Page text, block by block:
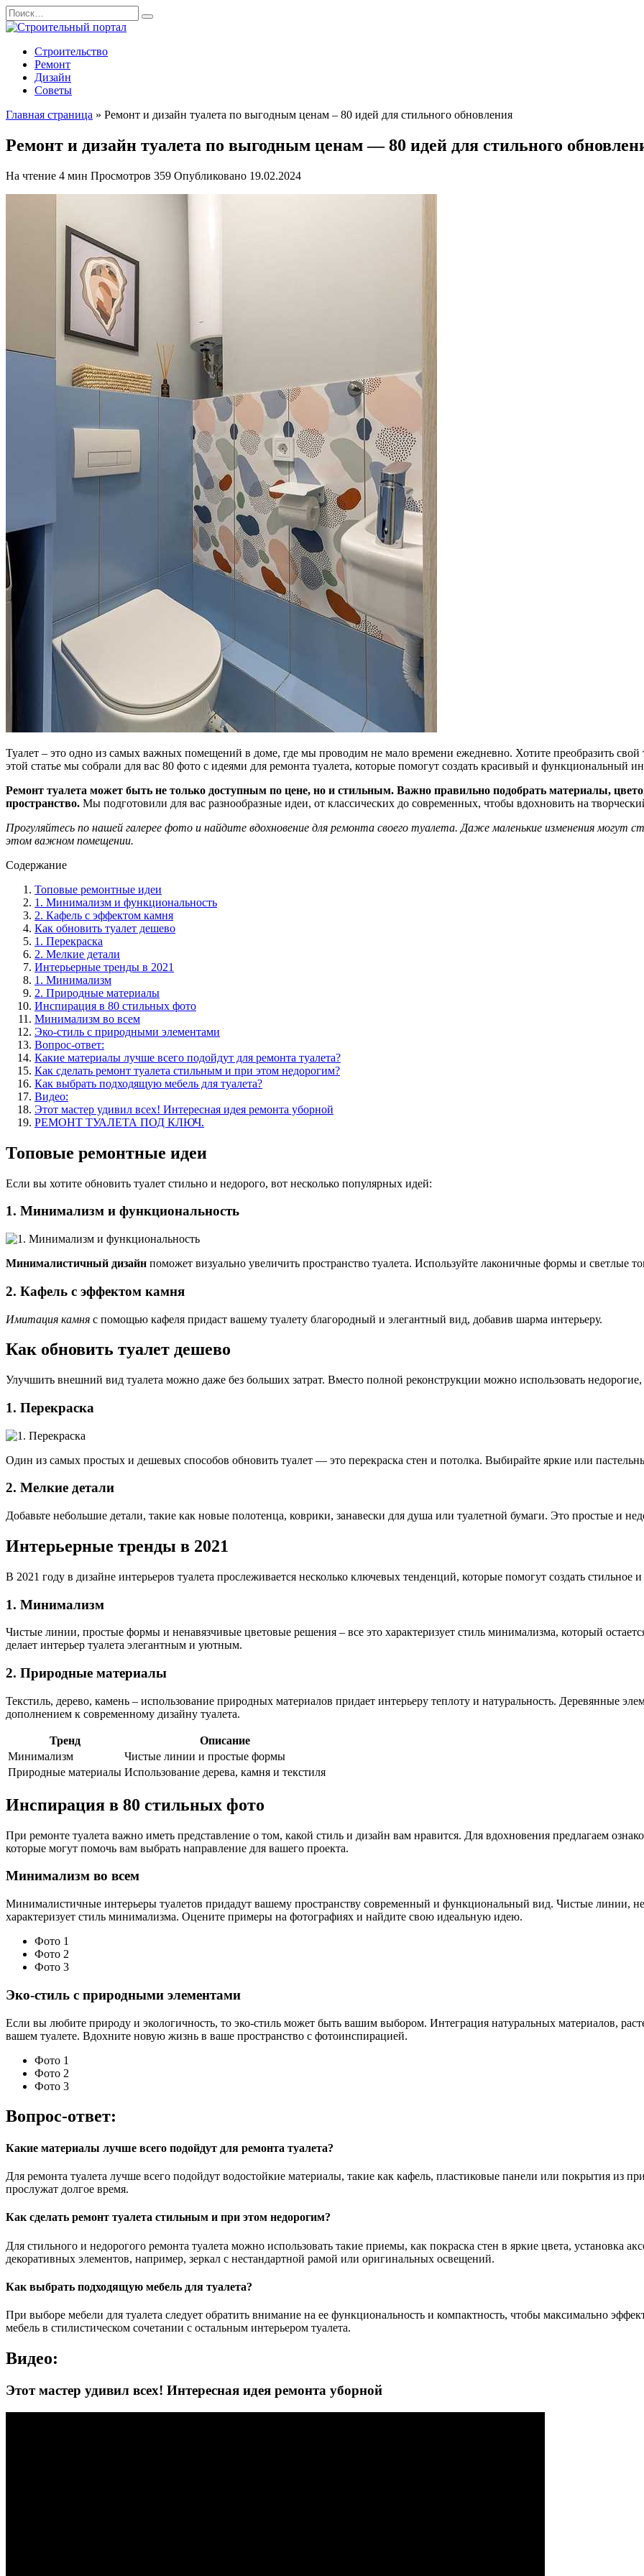
Перейти
к
содержанию
Search
for:
Строительство
Ремонт
Дизайн
Советы
Главная страница » Ремонт и дизайн туалета по выгодным ценам – 80 идей для стильного обновления
Ремонт и дизайн туалета по выгодным ценам — 80 идей для стильного
На чтение 4 мин Просмотров 359 Опубликовано 19.02.2024
Туалет – это одно из самых важных помещений в доме, где мы проводим не мало времени ежедневно. Хотите преобразить свой
этой статье мы собрали для вас 80 фото с идеями для ремонта туалета, которые помогут создать красивый и функциональный
Ремонт туалета может быть не только доступным по цене, но и стильным. Важно правильно подобрать материалы,
пространство. Мы подготовили для вас разнообразные идеи, от классических до современных, чтобы вдохновить на
Прогуляйтесь по нашей галерее фото и найдите вдохновение для ремонта своего туалета. Даже маленькие изменения могут
этом важном помещении.
Содержание
Топовые ремонтные идеи
1. Минимализм и функциональность
2. Кафель с эффектом камня
Как обновить туалет дешево
1. Перекраска
2. Мелкие детали
Интерьерные тренды в 2021
1. Минимализм
2. Природные материалы
Инспирация в 80 стильных фото
Минимализм во всем
Эко-стиль с природными элементами
Вопрос-ответ:
Какие материалы лучше всего подойдут для ремонта туалета?
Как сделать ремонт туалета стильным и при этом недорогим?
Как выбрать подходящую мебель для туалета?
Видео:
Этот мастер удивил всех! Интересная идея ремонта уборной
РЕМОНТ ТУАЛЕТА ПОД КЛЮЧ.
Топовые ремонтные идеи
Если вы хотите обновить туалет стильно и недорого, вот несколько популярных идей:
1. Минимализм и функциональность
Минималистичный дизайн поможет визуально увеличить пространство туалета. Используйте лаконичные формы и светлые
2. Кафель с эффектом камня
Имитация камня с помощью кафеля придаст вашему туалету благородный и элегантный вид, добавив шарма интерьеру.
Как обновить туалет дешево
Улучшить внешний вид туалета можно даже без больших затрат. Вместо полной реконструкции можно использовать
1. Перекраска
Один из самых простых и дешевых способов обновить туалет — это перекраска стен и потолка. Выбирайте яркие или
2. Мелкие детали
Добавьте небольшие детали, такие как новые полотенца, коврики, занавески для душа или туалетной бумаги. Это простые и
Интерьерные тренды в 2021
В 2021 году в дизайне интерьеров туалета прослеживается несколько ключевых тенденций, которые помогут создать
1. Минимализм
Чистые линии, простые формы и ненавязчивые цветовые решения – все это характеризует стиль минимализма, который
делает интерьер туалета элегантным и уютным.
2. Природные материалы
Текстиль, дерево, камень – использование природных материалов придает интерьеру теплоту и натуральность. Деревянные
дополнением к современному дизайну туалета.
Тренд
Описание
Минимализм
Чистые линии и простые формы
Природные материалы Использование дерева, камня и текстиля
Инспирация в 80 стильных фото
При ремонте туалета важно иметь представление о том, какой стиль и дизайн вам нравится. Для вдохновения предлагаем
которые могут помочь вам выбрать направление для вашего проекта.
Минимализм во всем
Минималистичные интерьеры туалетов придадут вашему пространству современный и функциональный вид. Чистые линии,
характеризует стиль минимализма. Оцените примеры на фотографиях и найдите свою идеальную идею.
Фото 1
Фото 2
Фото 3
Эко-стиль с природными элементами
Если вы любите природу и экологичность, то эко-стиль может быть вашим выбором. Интеграция натуральных материалов,
вашем туалете. Вдохните новую жизнь в ваше пространство с фотоинспирацией.
Фото 1
Фото 2
Фото 3
Вопрос-ответ:
Какие материалы лучше всего подойдут для ремонта туалета?
Для ремонта туалета лучше всего подойдут водостойкие материалы, такие как кафель, пластиковые панели или покрытия из
прослужат долгое время.
Как сделать ремонт туалета стильным и при этом недорогим?
Для стильного и недорогого ремонта туалета можно использовать такие приемы, как покраска стен в яркие цвета, установка
декоративных элементов, например, зеркал с нестандартной рамой или оригинальных освещений.
Как выбрать подходящую мебель для туалета?
При выборе мебели для туалета следует обратить внимание на ее функциональность и компактность, чтобы максимально
мебель в стилистическом сочетании с остальным интерьером туалета.
Видео:
Этот мастер удивил всех! Интересная идея ремонта уборной